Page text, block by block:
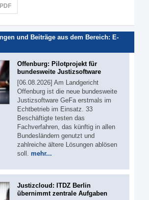
und Beiträge aus dem Bereich: E-
Offenburg: Pilotprojekt für
bundesweite Justizsoftware
[06.08.2026] Am Landgericht
Offenburg ist die neue bundesweite
Justizsoftware GeFa erstmals im
Echtbetrieb im Einsatz. 33
Beschäftigte testen das
Fachverfahren, das künftig in allen
Bundesländern genutzt und
zahlreiche ältere Lösungen ablösen
soll. mehr...
Justizcloud: ITDZ Berlin
übernimmt zentrale Aufgaben